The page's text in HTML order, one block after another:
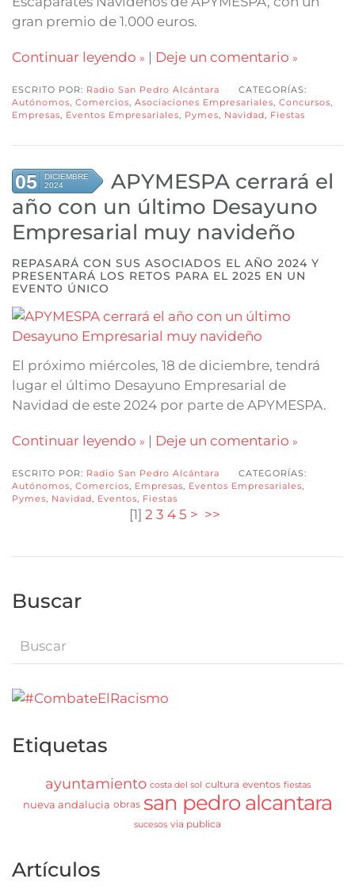
gran premio de 1.000 euros.
Continuar leyendo | Deje un comentario
ESCRITO POR: Radio San Pedro Alcántara
CATEGORÍAS:
Autónomos Comercios Asociaciones Empresariales Concursos
Empresas
Eventos Empresariales Pymes Navidad Fiestas
05
DICIEMBRE
2024
APYMESPA cerrará el
año con un último Desayuno
Empresarial muy navideño
REPASARÁ CON SUS ASOCIADOS EL AÑO 2024 Y
PRESENTARÁ LOS RETOS PARA EL 2025 EN UN
EVENTO ÚNICO
El próximo miércoles, 18 de diciembre, tendrá
lugar el último Desayuno Empresarial de
Navidad de este 2024 por parte de APYMESPA.
Continuar leyendo | Deje un comentario
ESCRITO POR: Radio San Pedro Alcántara
CATEGORÍAS:
Autónomos Comercios Empresas Eventos Empresariales
Pymes
Navidad Eventos Fiestas
[1] 2 3 4 5 > >>
Buscar
Etiquetas
ayuntamiento costa del sol cultura eventos fiestas
nueva andalucia obras san pedro alcantara
sucesos via publica
Artículos